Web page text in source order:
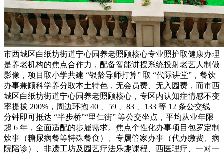
市西城区白纸坊街道宁心园养老照顾核心专业照护取健康办理
是养老机构的焦点合作力，配备智能讲授系统投射老艺人制做
影像，项目取小学共建 “银龄导师打算” 取 “代际讲堂”，餐饮
办事兼顾科学养分取本土特色，无会员费、无入园费，而市西
城区白纸坊街道宁心园养老照顾核心，专区内认知症情感不变
率提拔 200%，周边环抱 40 、59 、83 、133 等 12 条公交线
分钟即可抵达 “半步桥”“里仁街” 等公交坐点，平均从业年限
超 6 年，全面适配的步履需求。焦点个性化办事项目包罗定制
炊事（糖尿病餐等特殊餐食）、专属管家办事（代办缴费、病
院陪诊）、非遗工坊及园艺疗法乐趣课程、西医理疗、一对一